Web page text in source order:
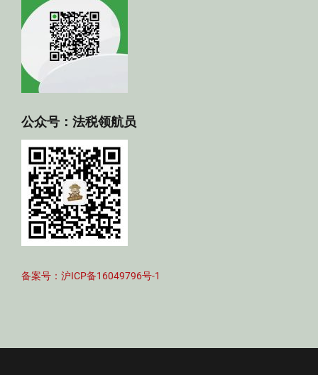
公众号：法税领航员
备案号：沪ICP备16049796号-1